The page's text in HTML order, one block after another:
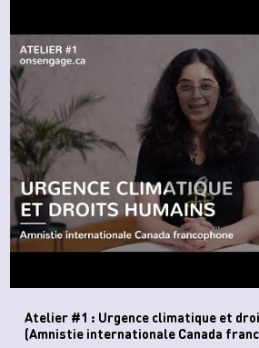
Atelier #1 : Urgence climatique et
(Amnistie internationale Canada